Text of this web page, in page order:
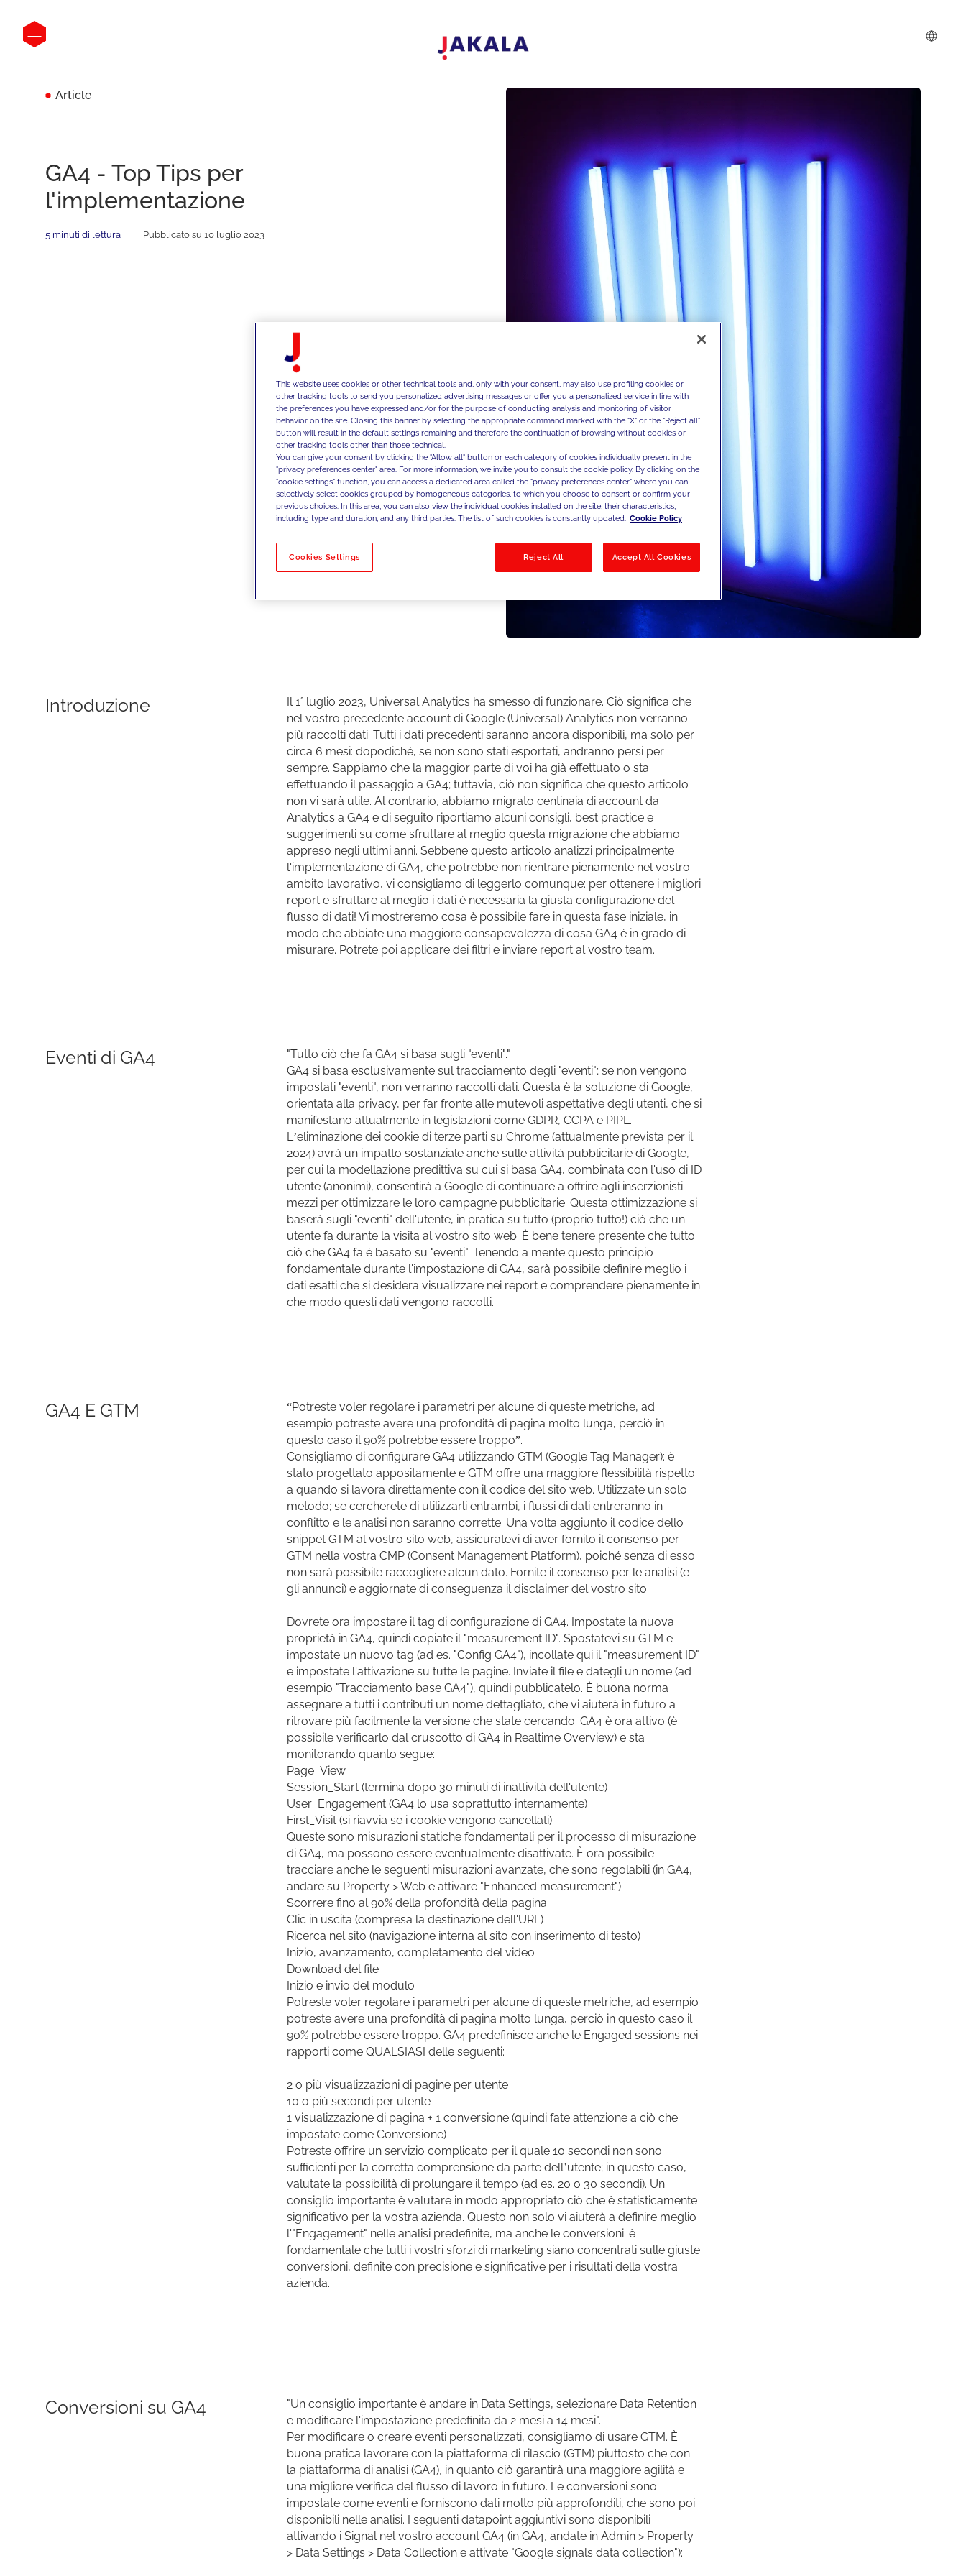
Article
GA4 - Top Tips per
l'implementazione
5 minuti di lettura Pubblicato su 10 luglio 2023
Introduzione
Il 1° luglio 2023, Universal Analytics ha smesso di funzionare. Ciò significa che
nel vostro precedente account di Google (Universal) Analytics non verranno
più raccolti dati. Tutti i dati precedenti saranno ancora disponibili, ma solo per
circa 6 mesi: dopodiché, se non sono stati esportati, andranno persi per
sempre. Sappiamo che la maggior parte di voi ha già effettuato o sta
effettuando il passaggio a GA4; tuttavia, ciò non significa che questo articolo
non vi sarà utile. Al contrario, abbiamo migrato centinaia di account da
Analytics a GA4 e di seguito riportiamo alcuni consigli, best practice e
suggerimenti su come sfruttare al meglio questa migrazione che abbiamo
appreso negli ultimi anni. Sebbene questo articolo analizzi principalmente
l'implementazione di GA4, che potrebbe non rientrare pienamente nel vostro
ambito lavorativo, vi consigliamo di leggerlo comunque: per ottenere i migliori
report e sfruttare al meglio i dati è necessaria la giusta configurazione del
flusso di dati! Vi mostreremo cosa è possibile fare in questa fase iniziale, in
modo che abbiate una maggiore consapevolezza di cosa GA4 è in grado di
misurare. Potrete poi applicare dei filtri e inviare report al vostro team.
Eventi di GA4
"Tutto ciò che fa GA4 si basa sugli "eventi"."
GA4 si basa esclusivamente sul tracciamento degli "eventi"; se non vengono
impostati "eventi", non verranno raccolti dati. Questa è la soluzione di Google,
orientata alla privacy, per far fronte alle mutevoli aspettative degli utenti, che si
manifestano attualmente in legislazioni come GDPR, CCPA e PIPL.
L’eliminazione dei cookie di terze parti su Chrome (attualmente prevista per il
2024) avrà un impatto sostanziale anche sulle attività pubblicitarie di Google,
per cui la modellazione predittiva su cui si basa GA4, combinata con l'uso di ID
utente (anonimi), consentirà a Google di continuare a offrire agli inserzionisti
mezzi per ottimizzare le loro campagne pubblicitarie. Questa ottimizzazione si
baserà sugli "eventi" dell'utente, in pratica su tutto (proprio tutto!) ciò che un
utente fa durante la visita al vostro sito web. È bene tenere presente che tutto
ciò che GA4 fa è basato su "eventi". Tenendo a mente questo principio
fondamentale durante l'impostazione di GA4, sarà possibile definire meglio i
dati esatti che si desidera visualizzare nei report e comprendere pienamente in
che modo questi dati vengono raccolti.
GA4 E GTM
“Potreste voler regolare i parametri per alcune di queste metriche, ad
esempio potreste avere una profondità di pagina molto lunga, perciò in
questo caso il 90% potrebbe essere troppo”.
Consigliamo di configurare GA4 utilizzando GTM (Google Tag Manager): è
stato progettato appositamente e GTM offre una maggiore flessibilità rispetto
a quando si lavora direttamente con il codice del sito web. Utilizzate un solo
metodo; se cercherete di utilizzarli entrambi, i flussi di dati entreranno in
conflitto e le analisi non saranno corrette. Una volta aggiunto il codice dello
snippet GTM al vostro sito web, assicuratevi di aver fornito il consenso per
GTM nella vostra CMP (Consent Management Platform), poiché senza di esso
non sarà possibile raccogliere alcun dato. Fornite il consenso per le analisi (e
gli annunci) e aggiornate di conseguenza il disclaimer del vostro sito.
Dovrete ora impostare il tag di configurazione di GA4. Impostate la nuova
proprietà in GA4, quindi copiate il "measurement ID". Spostatevi su GTM e
impostate un nuovo tag (ad es. "Config GA4"), incollate qui il "measurement ID"
e impostate l'attivazione su tutte le pagine. Inviate il file e dategli un nome (ad
esempio "Tracciamento base GA4"), quindi pubblicatelo. È buona norma
assegnare a tutti i contributi un nome dettagliato, che vi aiuterà in futuro a
ritrovare più facilmente la versione che state cercando. GA4 è ora attivo (è
possibile verificarlo dal cruscotto di GA4 in Realtime Overview) e sta
monitorando quanto segue:
Page_View
Session_Start (termina dopo 30 minuti di inattività dell'utente)
User_Engagement (GA4 lo usa soprattutto internamente)
First_Visit (si riavvia se i cookie vengono cancellati)
Queste sono misurazioni statiche fondamentali per il processo di misurazione
di GA4, ma possono essere eventualmente disattivate. È ora possibile
tracciare anche le seguenti misurazioni avanzate, che sono regolabili (in GA4,
andare su Property > Web e attivare "Enhanced measurement"):
Scorrere fino al 90% della profondità della pagina
Clic in uscita (compresa la destinazione dell'URL)
Ricerca nel sito (navigazione interna al sito con inserimento di testo)
Inizio, avanzamento, completamento del video
Download del file
Inizio e invio del modulo
Potreste voler regolare i parametri per alcune di queste metriche, ad esempio
potreste avere una profondità di pagina molto lunga, perciò in questo caso il
90% potrebbe essere troppo. GA4 predefinisce anche le Engaged sessions nei
rapporti come QUALSIASI delle seguenti:
2 o più visualizzazioni di pagine per utente
10 o più secondi per utente
1 visualizzazione di pagina + 1 conversione (quindi fate attenzione a ciò che
impostate come Conversione)
Potreste offrire un servizio complicato per il quale 10 secondi non sono
sufficienti per la corretta comprensione da parte dell’utente; in questo caso,
valutate la possibilità di prolungare il tempo (ad es. 20 o 30 secondi). Un
consiglio importante è valutare in modo appropriato ciò che è statisticamente
significativo per la vostra azienda. Questo non solo vi aiuterà a definire meglio
l'"Engagement" nelle analisi predefinite, ma anche le conversioni: è
fondamentale che tutti i vostri sforzi di marketing siano concentrati sulle giuste
conversioni, definite con precisione e significative per i risultati della vostra
azienda.
Conversioni su GA4
"Un consiglio importante è andare in Data Settings, selezionare Data Retention
e modificare l'impostazione predefinita da 2 mesi a 14 mesi".
Per modificare o creare eventi personalizzati, consigliamo di usare GTM. È
buona pratica lavorare con la piattaforma di rilascio (GTM) piuttosto che con
la piattaforma di analisi (GA4), in quanto ciò garantirà una maggiore agilità e
una migliore verifica del flusso di lavoro in futuro. Le conversioni sono
impostate come eventi e forniscono dati molto più approfonditi, che sono poi
disponibili nelle analisi. I seguenti datapoint aggiuntivi sono disponibili
attivando i Signal nel vostro account GA4 (in GA4, andate in Admin > Property
> Data Settings > Data Collection e attivate "Google signals data collection"):
This website uses cookies or other technical tools and, only with your consent, may also use profiling cookies or
other tracking tools to send you personalized advertising messages or offer you a personalized service in line with
the preferences you have expressed and/or for the purpose of conducting analysis and monitoring of visitor
behavior on the site. Closing this banner by selecting the appropriate command marked with the "X" or the "Reject all"
button will result in the default settings remaining and therefore the continuation of browsing without cookies or
other tracking tools other than those technical.
You can give your consent by clicking the "Allow all" button or each category of cookies individually present in the
"privacy preferences center" area. For more information, we invite you to consult the cookie policy. By clicking on the
"cookie settings" function, you can access a dedicated area called the "privacy preferences center" where you can
selectively select cookies grouped by homogeneous categories, to which you choose to consent or confirm your
previous choices. In this area, you can also view the individual cookies installed on the site, their characteristics,
including type and duration, and any third parties. The list of such cookies is constantly updated. Cookie Policy
Cookies Settings Reject All Accept All Cookies